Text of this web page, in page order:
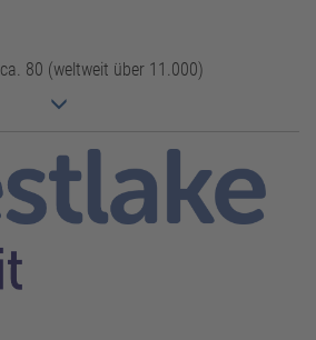
ca. 80 (weltweit über 11.000)